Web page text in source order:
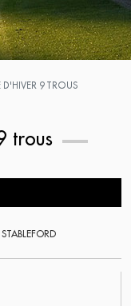
D'HIVER 9 TROUS
trous